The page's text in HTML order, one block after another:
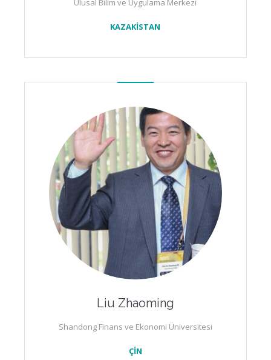
KAZAKİSTAN
Liu Zhaoming
Shandong Finans ve Ekonomi Üniversitesi
ÇİN